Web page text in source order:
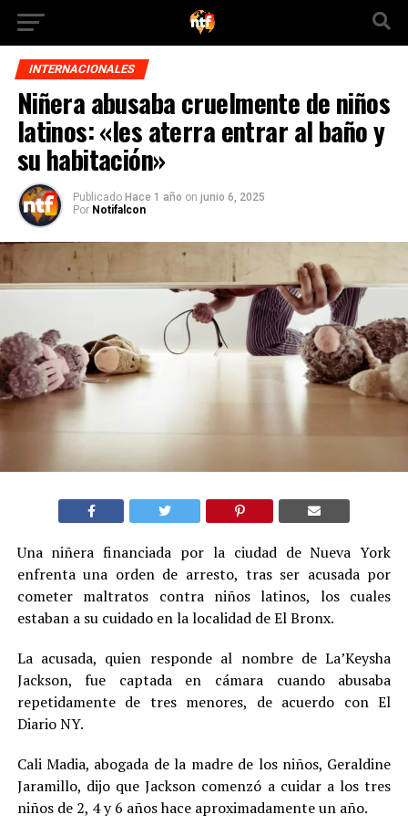
INTERNACIONALES
Niñera abusaba cruelmente de niños
latinos: «les aterra entrar al baño y
su habitación»
Publicado Hace 1 año on junio 6, 2025
Por Notifalcon
Una niñera financiada por la ciudad de Nueva York
enfrenta una orden de arresto, tras ser acusada por
cometer maltratos contra niños latinos, los cuales
estaban a su cuidado en la localidad de El Bronx.
La acusada, quien responde al nombre de La’Keysha
Jackson, fue captada en cámara cuando abusaba
repetidamente de tres menores, de acuerdo con El
Diario NY.
Cali Madia, abogada de la madre de los niños, Geraldine
Jaramillo, dijo que Jackson comenzó a cuidar a los tres
niños de 2, 4 y 6 años hace aproximadamente un año.